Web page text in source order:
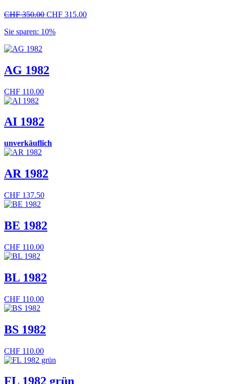
CHF350.00 Ursprünglicher
war:
CHF 315.00Aktueller
Sie sparen: 10%
AG 1982
CHF 110.00
AI 1982
unverkäuflich
AR 1982
CHF 137.50
BE 1982
CHF 110.00
BL 1982
CHF 110.00
BS 1982
CHF 110.00
FL 1982 grün